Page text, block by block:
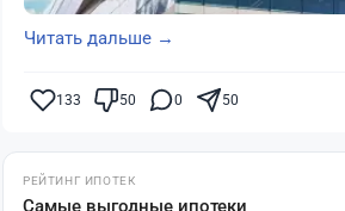
Читать дальше →
133 50 0 50
РЕЙТИНГ ИПОТЕК
Самые выгодные ипотеки